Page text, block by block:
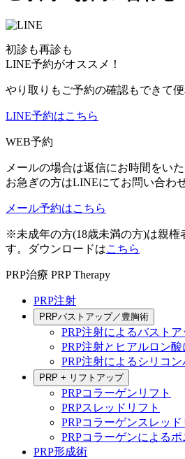
初診も再診も
LINE予約がオススメ！
やり取りもご予約の確認もできて便
LINE予約はこちら
WEB予約
メールの場合は返信にお時間をい
お急ぎの方はLINEにてお問い合わ
メール予約はこちら
※未成年の方(18歳未満の方)は親権
す。ダウンロードはこちら
PRP治療 PRP Therapy
PRP注射
PRPバストアップ／豊胸術
PRP注射によるバストア
PRP注射とヒアルロン
PRP注射によるシリコ
PRP + リフトアップ
PRPコラーゲンリフト
PRPスレッドリフト
PRPコラーゲンスレッド
PRPコラーゲンによる
PRP形成術